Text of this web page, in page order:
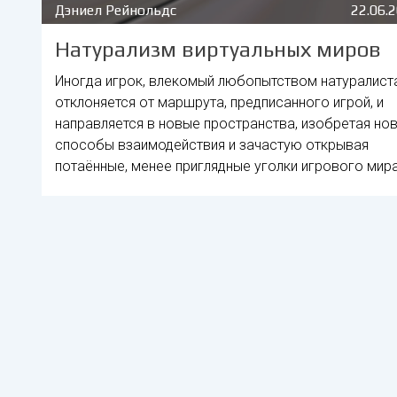
Дэниел Рейнольдс
Натурализм виртуальных миров
Иногда игрок, влекомый любопытством
отклоняется от маршрута, предписанного игрой, и
направляется в новые пространства, изобретая
способы взаимодействия и зачастую открывая
потаённые, менее приглядные уголки игрового